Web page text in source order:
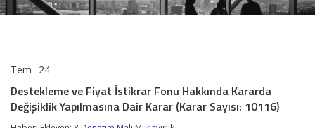
Tem 24
Fiyat
İstikrar
Destekleme ve Fiyat İstikrar Fonu Hakkında Kararda
Değişiklik Yapılmasına Dair Karar (Karar Sayısı: 10116)